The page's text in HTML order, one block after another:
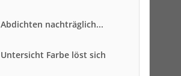
Abdichten nachträglich...
Untersicht Farbe löst sich